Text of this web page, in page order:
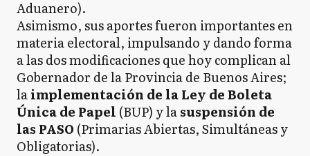
Aduanero).
Asimismo, sus aportes fueron importantes en
materia electoral, impulsando y dando forma
a las dos modificaciones que hoy complican al
Gobernador de la Provincia de Buenos Aires;
laimplementación de la Ley de Boleta
Única de Papel (BUP) y lasuspensión de
las PASO (Primarias Abiertas, Simultáneas y
Obligatorias).